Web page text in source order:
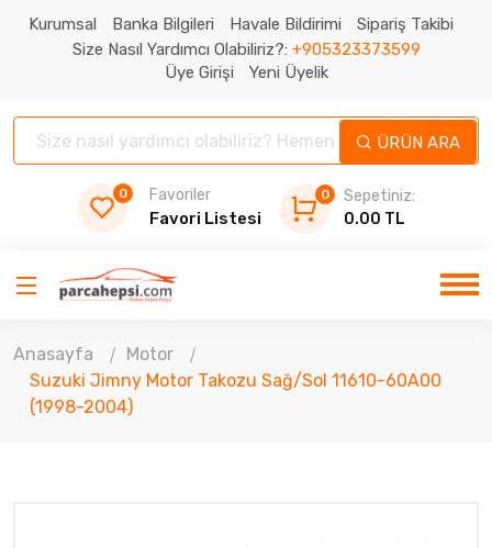
Kurumsal Banka Bilgileri Havale Bildirimi
Sipariş Takibi
Size Nasıl Yardımcı Olabiliriz?: +905323373599
Üye Girişi
Yeni Üyelik
ÜRÜN ARA
0 Favoriler
Favori Listesi
0
Sepetiniz:
0.00 TL
Anasayfa
Motor
Suzuki Jimny Motor Takozu Sağ/Sol 11610-60A00
(1998-2004)